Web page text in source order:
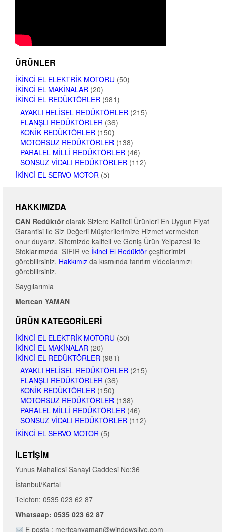
ÜRÜNLER
İKINCI EL ELEKTRIK MOTORU (50)
İKINCI EL MAKINALAR (20)
İKINCI EL REDÜKTÖRLER (981)
AYAKLI HELISEL REDÜKTÖRLER (215)
FLANŞLI REDÜKTÖRLER (36)
KONIK REDÜKTÖRLER (150)
MOTORSUZ REDÜKTÖRLER (138)
PARALEL MILLI REDÜKTÖRLER (46)
SONSUZ VIDALI REDÜKTÖRLER (112)
İKINCI EL SERVO MOTOR (5)
HAKKIMIZDA
CAN Redüktörolarak Sizlere Kaliteli Ürünleri En Uygun Fiyat
Garantisi ile Siz Değerli Müşterilerimize Hizmet vermekten
onur duyarız. Sitemizde kaliteli ve Geniş Ürün Yelpazesi ile
Stoklarımızda SIFIR ve İkinci El Redüktör çeşitlerimizi
görebilirsiniz. Hakkımız da kısmında tanıtım videolarımızı
görebilirsiniz.
Saygılarımla
Mertcan YAMAN
ÜRÜN KATEGORILERI
İKINCI EL ELEKTRIK MOTORU (50)
İKINCI EL MAKINALAR (20)
İKINCI EL REDÜKTÖRLER (981)
AYAKLI HELISEL REDÜKTÖRLER (215)
FLANŞLI REDÜKTÖRLER (36)
KONIK REDÜKTÖRLER (150)
MOTORSUZ REDÜKTÖRLER (138)
PARALEL MILLI REDÜKTÖRLER (46)
SONSUZ VIDALI REDÜKTÖRLER (112)
İKINCI EL SERVO MOTOR (5)
İLETIŞIM
Yunus Mahallesi Sanayi Caddesi No:36
İstanbul/Kartal
Telefon: 0535 023 62 87
Whatsaap: 0535 023 62 87
E posta : mertcanyaman@windowslive.com